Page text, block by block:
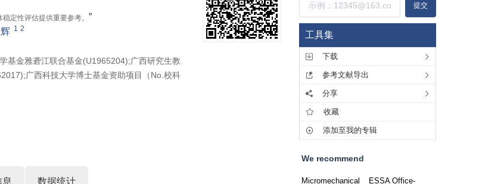
定性评估提供重要参考。 ”
1 2
基金雅砻江联合基金(U1965204);广西研究生教
广西科技大学博士基金资助项目（No.校科
数据统计
提交
工具集
下载
参考文献导出
分享
收藏
添加至我的专辑
We recommend
Micromechanical
ESSA Office-